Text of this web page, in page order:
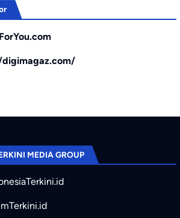
MEDIA GROUP